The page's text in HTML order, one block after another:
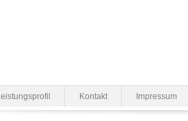
Kontakt Impressum